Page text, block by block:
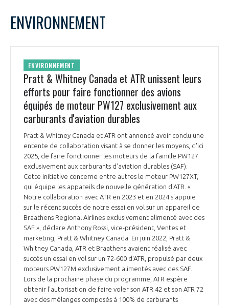
PRÉSENTATION
NOTRE VISION
NOS MISSIONS
NOTRE HISTOIRE
ORGANISATION
LE CONSEIL DU GIFAS
L’ÉQUIPE DU GIFAS
NOS RÉSEAUX À L'INTERNATIONAL
FONCTIONNEMENT
GEADS
COMITÉ AERO PME
STARTAIR
COMMISSIONS ET COMITÉS
ACCOMPAGNEMENT DE NOS ADHÉRENTS
LES PROGRAMMES DU GIFAS
UN ÉCOSYSTÈME INTÉGRÉ ET COHÉRENT
POURQUOI DEVENIR MEMBRE ?
LA MÉDIATION
LA MÉDIATION DANS LA FILIÈRE AÉRONAUTIQUE ET SPATIALE
LE MÉDIATEUR DE LA FILIÈRE AÉRONAUTIQUE ET SPATIALE
MÉDIATION ET CHARTE D’ENGAGEMENT SUR LES RELATIONS ENTRE
CLIENTS ET FOURNISSEURS
LE SALON DU BOURGET
L'OBSERVATOIRE
CHIFFRES CLÉS
L
M
1 2 3 4
5
6
13
14 15 16
ENVIRONNEMENT
ENVIRONNEMENT
Pratt & Whitney Canada et ATR unissent leurs
efforts pour faire fonctionner des avions
équipés de moteur PW127 exclusivement aux
carburants d'aviation durables
Pratt & Whitney Canada et ATR ont annoncé avoir conclu une
entente de collaboration visant à se donner les moyens, d'ici
2025, de faire fonctionner les moteurs de la famille PW127
exclusivement aux carburants d'aviation durables (SAF).
Cette initiative concerne entre autres le moteur PW127XT,
qui équipe les appareils de nouvelle génération d'ATR. «
Notre collaboration avec ATR en 2023 et en 2024 s'appuie
sur le récent succès de notre essai en vol sur un appareil de
Braathens Regional Airlines exclusivement alimenté avec des
SAF », déclare Anthony Rossi, vice-président, Ventes et
marketing, Pratt & Whitney Canada. En juin 2022, Pratt &
Whitney Canada, ATR et Braathens avaient réalisé avec
succès un essai en vol sur un 72-600 d'ATR, propulsé par deux
moteurs PW127M exclusivement alimentés avec des SAF.
Lors de la prochaine phase du programme, ATR espère
obtenir l'autorisation de faire voler son ATR 42 et son ATR 72
avec des mélanges composés à 100% de carburants
Rejoignez une filière d’excellence et développez
Découvrez les avantages d'adhérer au GIFAS.
Rencontres, salons, données sectorielles,
programmes ...
DEMANDE D’ADHÉSION